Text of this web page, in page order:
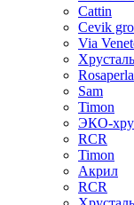
Cattin
Cevik
Via
Хрусталь
Rosaperla
Sam
Timon
ЭКО-
RCR
Timon
Акрил
RCR